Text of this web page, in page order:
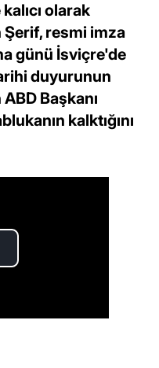
olarak
Şerif, resmi imza
günü İsviçre'de
duyurunun
Başkanı
kalktığını